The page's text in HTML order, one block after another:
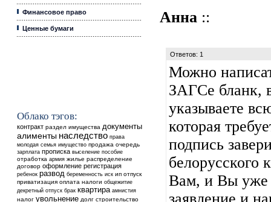
Финансовое право
Ценные бумаги
Облако тэгов:
контракт раздел имущества документы
алименты наследство права
молодая семья имущество продажа очередь
зарплата прописка выселение пособие
отработка армия жилье распределение
договор оформление регистрация
ребенок развод беременность иск ип отпуск
приватизация оплата налоги общежитие
декретный отпуск брак квартира амнистия
налог увольнение долг строительство
Анна ::
Ответов: 1
Можно
ЗАГСе бланк,
указываете
которая
подпись
белорусского
Вам, и Вы уже